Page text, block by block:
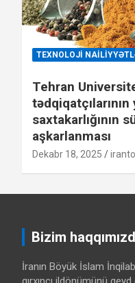
TEXNOLOJI
Tehran
saxtakarlığının
aşkarlanması
Dekabr 18, 2025
Bizim
İranın Böyük İslam